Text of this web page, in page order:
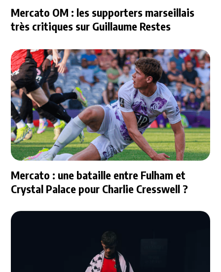
Mercato OM : les supporters marseillais
très critiques sur Guillaume Restes
Mercato : une bataille entre Fulham et
Crystal Palace pour Charlie Cresswell ?